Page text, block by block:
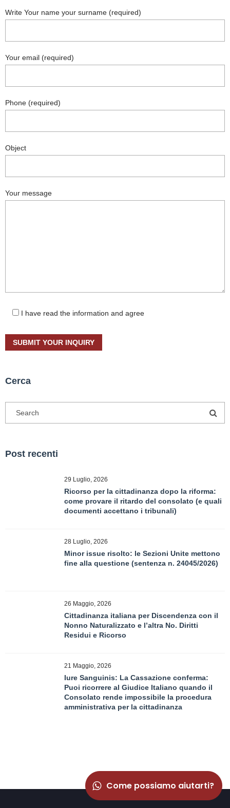
Write Your name your surname (required)
Your email (required)
Phone (required)
Object
Your message
I have read the information and agree
Cerca
Post recenti
29 Luglio, 2026
Ricorso per la cittadinanza dopo la riforma:
come provare il ritardo del consolato (e quali
documenti accettano i tribunali)
28 Luglio, 2026
Minor issue risolto: le Sezioni Unite mettono
fine alla questione (sentenza n. 24045/2026)
26 Maggio, 2026
Cittadinanza italiana per Discendenza con il
Nonno Naturalizzato e l’altra No. Diritti
Residui e Ricorso
21 Maggio, 2026
Iure Sanguinis: La Cassazione conferma:
Puoi ricorrere al Giudice Italiano quando il
Consolato rende impossibile la procedura
amministrativa per la cittadinanza
Come possiamo aiutarti?